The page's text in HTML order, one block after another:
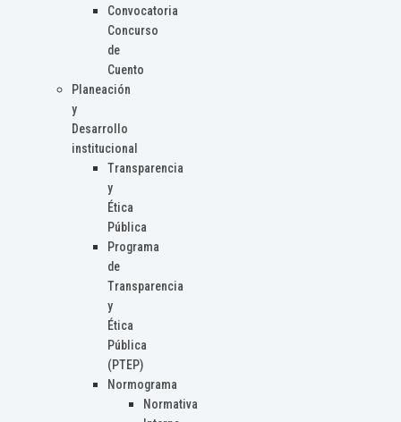
Convocatoria
Concurso
de
Cuento
Planeación
y
Desarrollo
institucional
Transparencia
y
Ética
Pública
Programa
de
Transparencia
y
Ética
Pública
(PTEP)
Normograma
Normativa